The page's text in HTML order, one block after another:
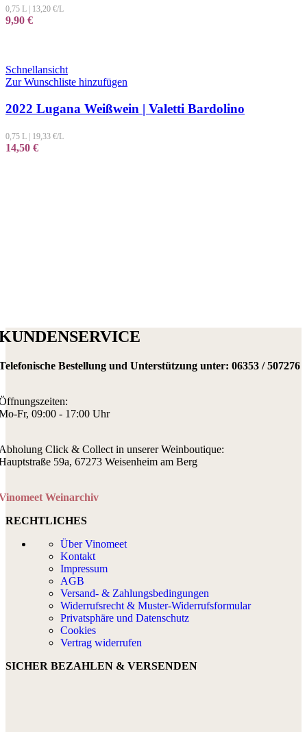
0,75 L 13,20 €/L
9,90 €
Schnellansicht
Zur Wunschliste hinzufügen
2022 Lugana Weißwein | Valetti Bardolino
0,75 L | 19,33 €/L
14,50 €
Bestellung und Unterstützung unter: 06353 / 507276
Fr, 09:00 - 17:00 Uhr
Click & Collect in unserer Weinboutique:
59a, 67273 Weisenheim am Berg
Weinarchiv
RECHTLICHES
Über Vinomeet
Kontakt
Impressum
AGB
Versand- & Zahlungsbedingungen
Widerrufsrecht & Muster-Widerrufsformular
Privatsphäre und Datenschutz
Cookies
Vertrag widerrufen
SICHER BEZAHLEN & VERSENDEN